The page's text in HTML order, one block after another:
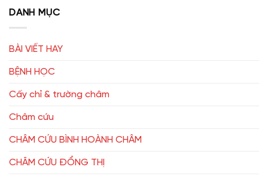
DANH MỤC
BÀI VIẾT HAY
BỆNH HỌC
Cấy chỉ & trường châm
Châm cứu
CHÂM CỨU BÌNH HOÀNH CHÂM
CHÂM CỨU ĐỔNG THỊ